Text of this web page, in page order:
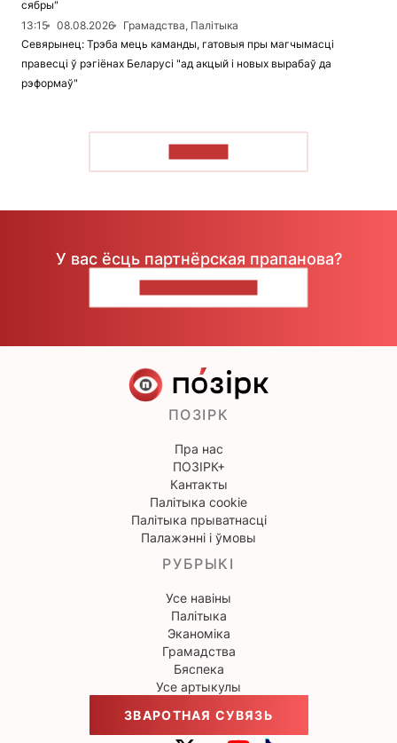
сябры"
13:15
08.08.2026
Грамадства, Палітыка
Севярынец: Трэба мець каманды, гатовыя пры магчымасці
правесці ў рэгіёнах Беларусі "ад акцый і новых вырабаў да
рэформаў"
У вас ёсць партнёрская прапанова?
ПОЗІРК
Пра нас
ПОЗІРК+
Кантакты
Палітыка cookie
Палітыка прыватнасці
Палажэнні і ўмовы
РУБРЫКІ
Усе навіны
Палітыка
Эканоміка
Грамадства
Бяспека
Усе артыкулы
ЗВАРОТНАЯ СУВЯЗЬ